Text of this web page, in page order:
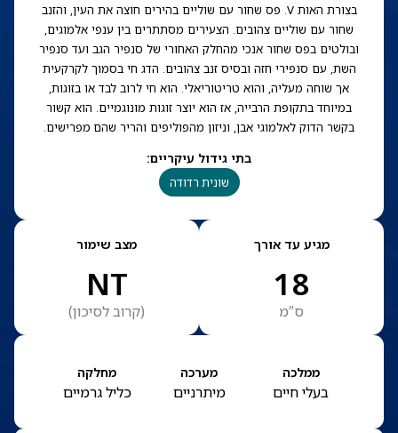
בצורת האות V. פס שחור עם שוליים בהירים חוצה את העין, והזנב
שחור עם שוליים צהובים. הצעירים מסתתרים בין ענפי אלמוגים,
ובולטים בפס שחור אנכי מהחלק האחורי של סנפיר הגב ועד סנפיר
השת, עם סנפירי חזה ובסיס זנב צהובים. הדג חי בסמוך לקרקעית
אך שוחה מעליה, והוא טריטוריאלי. הוא חי לרוב לבד או בזוגות,
במיוחד בתקופת הרבייה, אז הוא יוצר זוגות מונוגמיים. הוא קשור
בקשר הדוק לאלמוגי אבן, וניזון מהפוליפים והריר שהם מפרישים.
בתי גידול עיקריים:
שונית רדודה
מגיע עד אורך
18
ס”מ
מצב שימור
NT
(קרוב לסיכון)
ממלכה
בעלי חיים
מערכה
מיתרניים
מחלקה
כליל גרמיים